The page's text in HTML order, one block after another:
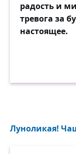
радость и
тревога за
настоящее.
Луноликая!